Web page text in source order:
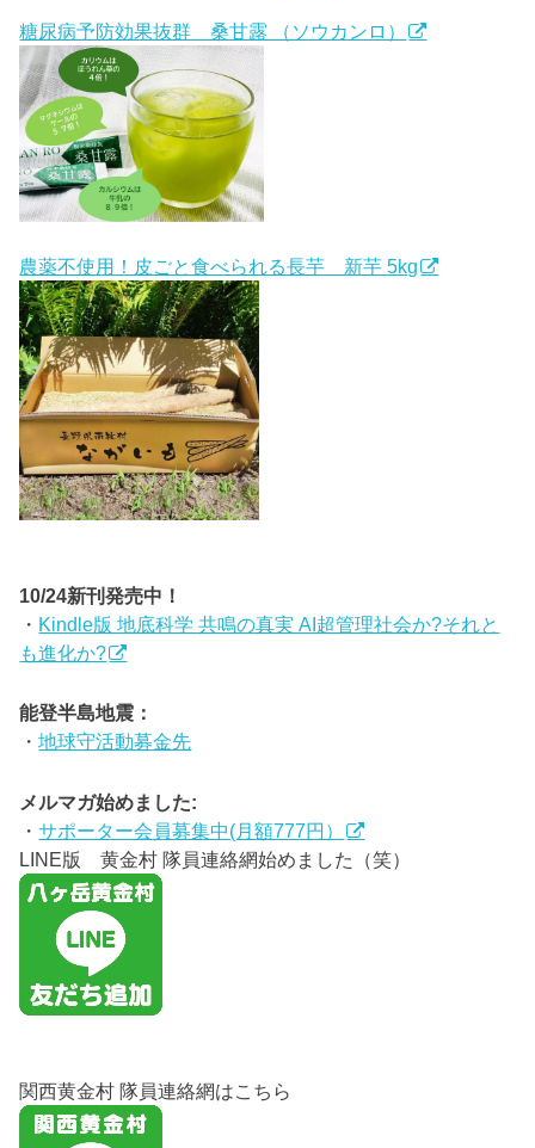
糖尿病予防効果抜群 桑甘露 （ソウカンロ）
農薬不使用！皮ごと食べられる長芋 新芋 5kg
10/24新刊発売中！
・ Kindle版 地底科学 共鳴の真実 AI超管理社会か?それと
も進化か?
能登半島地震：
・地球守活動募金先
メルマガ始めました:
・サポーター会員募集中(月額777円）
LINE版 黄金村 隊員連絡網始めました（笑）
関西黄金村 隊員連絡網はこちら